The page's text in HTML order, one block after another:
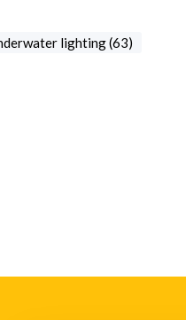
lighting (63)